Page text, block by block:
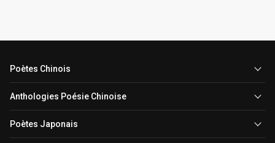
Poètes Chinois
Anthologies Poésie Chinoise
Poètes Japonais